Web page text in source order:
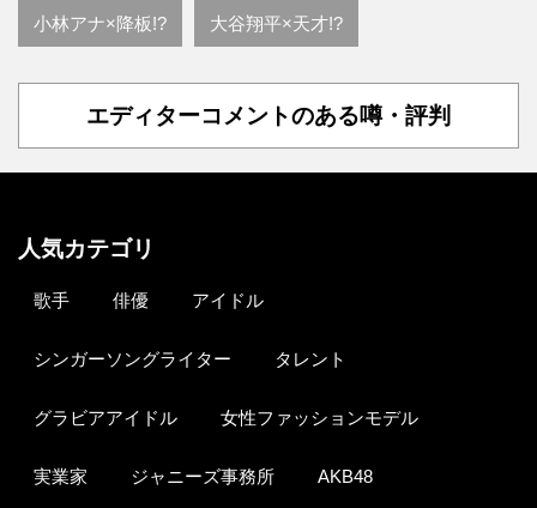
小林アナ×降板!? 大谷翔平×天才!?
エディターコメントのある噂・評判
人気カテゴリ
歌手 俳優 アイドル
シンガーソングライター タレント
グラビアアイドル 女性ファッションモデル
実業家 ジャニーズ事務所 AKB48